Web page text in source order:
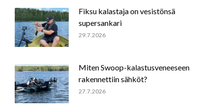
Fiksu kalastaja on vesistönsä
supersankari
29.7.2026
Miten Swoop-kalastusveneeseen
rakennettiin sähköt?
27.7.2026